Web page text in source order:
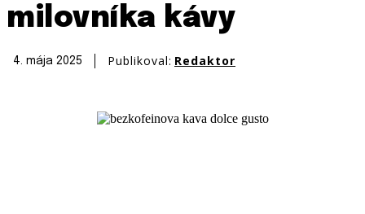
milovníka kávy
4. mája 2025 Publikoval: Redaktor